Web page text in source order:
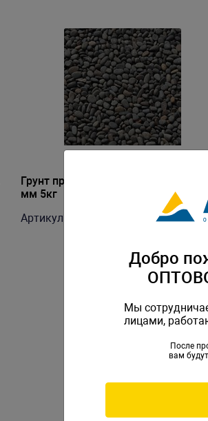
Грунт природный GLOXY "Окама" 3-5
мм 5кг
Артикул: GL-009602
Добро
Мы
лицами,
После
вам